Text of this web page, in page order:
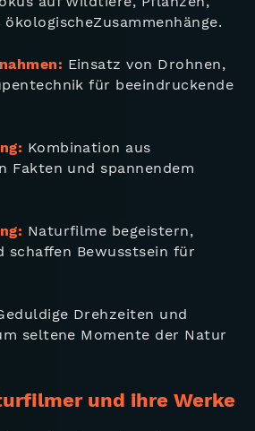
Einsatz von Drohnen,
für beeindruckende
Kombination aus
Fakten und spannendem
Naturfilme begeistern,
schaffen Bewusstsein für
Drehzeiten und
seltene Momente der Natur
und ihre Werke